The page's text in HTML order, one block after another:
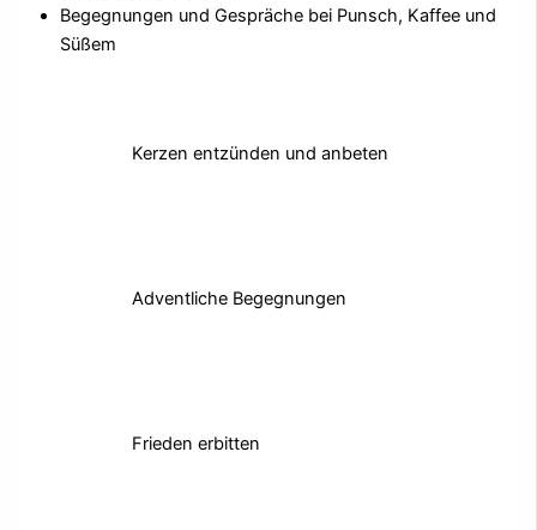
Begegnungen und Gespräche bei Punsch, Kaffee und
Süßem
Kerzen entzünden und anbeten
Adventliche Begegnungen
Frieden erbitten